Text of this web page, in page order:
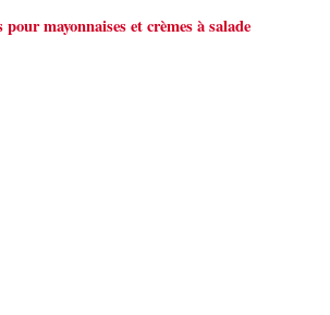
mayonnaises et crèmes à salade